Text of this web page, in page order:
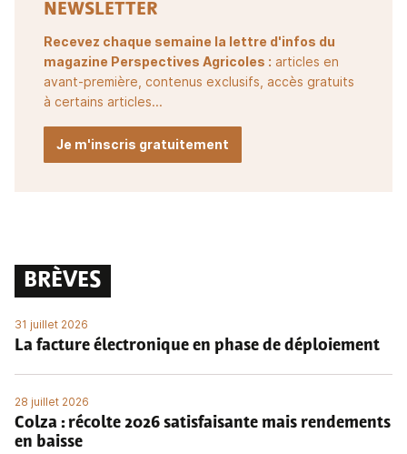
NEWSLETTER
Recevez chaque semaine la lettre d'infos du
magazine Perspectives Agricoles : articles en
avant-première, contenus exclusifs, accès gratuits
à certains articles...
Je m'inscris gratuitement
BRÈVES
31 juillet 2026
La facture électronique en phase de déploiement
28 juillet 2026
Colza : récolte 2026 satisfaisante mais rendements
en baisse